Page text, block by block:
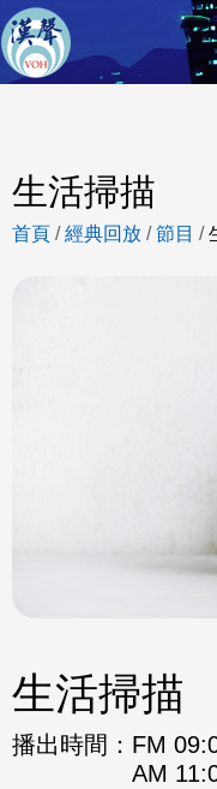
生活掃描
首頁 /經典回放 /節目 /
生活掃描
播出時間： FM
AM